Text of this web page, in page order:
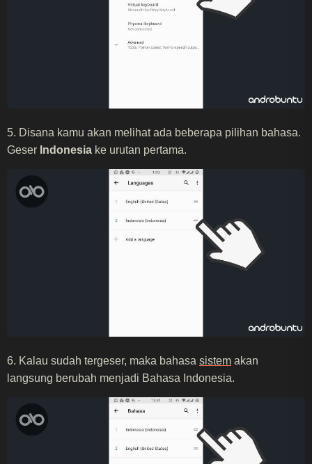
5. Disana kamu akan melihat ada beberapa pilihan bahasa.
Geser Indonesia ke urutan pertama.
6. Kalau sudah tergeser, maka bahasa sistem akan
langsung berubah menjadi Bahasa Indonesia.